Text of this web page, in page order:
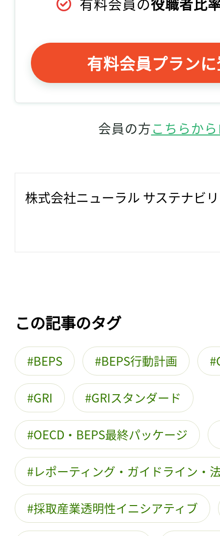
有料会員の役職者比
有料会員プラン
会員の方こちらか
株式会社ニューラル サステナビ
この記事のタグ
BEPS BEPS行動計画
GRI GRIスタンダード
OECD・BEPS最終パッケージ
レポーティング・ガイドライン・
採取産業透明性イニシアティブ